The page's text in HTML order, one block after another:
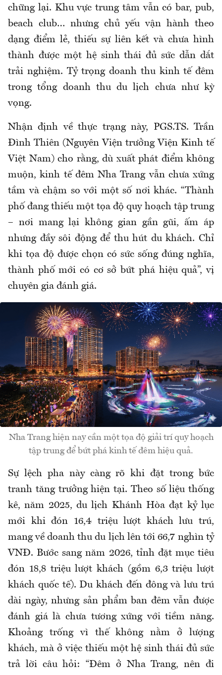
chững lại. Khu vực trung tâm vẫn có bar, pub,
beach club… nhưng chủ yếu vận hành theo
dạng điểm lẻ, thiếu sự liên kết và chưa hình
thành được một hệ sinh thái đủ sức dẫn dắt
trải nghiệm. Tỷ trọng doanh thu kinh tế đêm
trong tổng doanh thu du lịch chưa như kỳ
vọng.
Nhận định về thực trạng này, PGS.TS. Trần
Đình Thiên (Nguyên Viện trưởng Viện Kinh tế
Việt Nam) cho rằng, dù xuất phát điểm không
muộn, kinh tế đêm Nha Trang vẫn chưa xứng
tầm và chậm so với một số nơi khác. “Thành
phố đang thiếu một tọa độ quy hoạch tập trung
– nơi mang lại không gian gần gũi, ấm áp
nhưng đầy sôi động để thu hút du khách. Chỉ
khi tọa độ được chọn có sức sống đúng nghĩa,
thành phố mới có cơ sở bứt phá hiệu quả”, vị
chuyên gia đánh giá.
Nha Trang hiện nay cần một tọa độ giải trí quy hoạch
tập trung để bứt phá kinh tế đêm hiệu quả.
Sự lệch pha này càng rõ khi đặt trong bức
tranh tăng trưởng hiện tại. Theo số liệu thống
kê, năm 2025, du lịch Khánh Hòa đạt kỷ lục
mới khi đón 16,4 triệu lượt khách lưu trú,
mang về doanh thu du lịch lên tới 66,7 nghìn tỷ
VNĐ. Bước sang năm 2026, tỉnh đặt mục tiêu
đón 18,8 triệu lượt khách (gồm 6,3 triệu lượt
khách quốc tế). Du khách đến đông và lưu trú
dài ngày, nhưng sản phẩm ban đêm vẫn được
đánh giá là chưa tương xứng với tiềm năng.
Khoảng trống vì thế không nằm ở lượng
khách, mà ở việc thiếu một hệ sinh thái đủ sức
trả lời câu hỏi: “Đêm ở Nha Trang, nên đi